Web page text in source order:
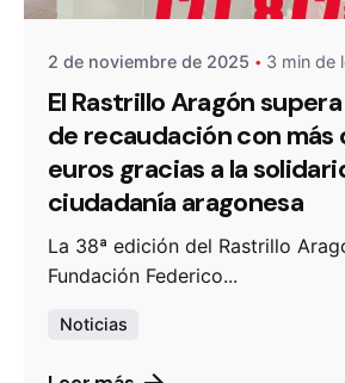
2 de noviembre de 2025 3 min de
El Rastrillo Aragón
de recaudación con
euros gracias a la
ciudadanía aragonesa
La 38ª edición del Rastrillo
Fundación Federico...
Noticias